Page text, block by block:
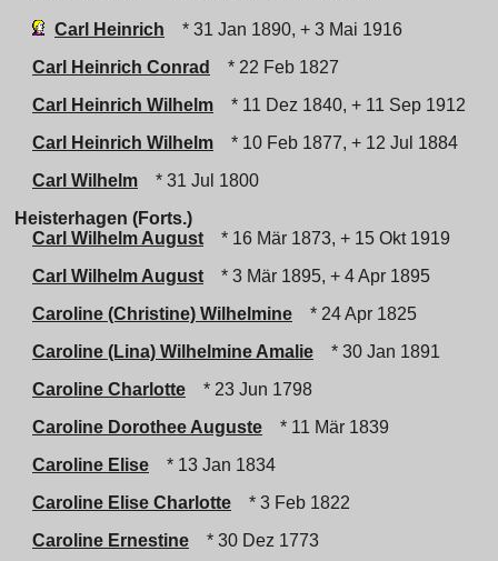
Carl Heinrich
* 31 Jan 1890, + 3 Mai 1916
Carl Heinrich Conrad
* 22 Feb 1827
Carl Heinrich Wilhelm
* 11 Dez 1840, + 11 Sep 1912
Carl Heinrich Wilhelm
* 10 Feb 1877, + 12 Jul 1884
Carl Wilhelm
* 31 Jul 1800
Heisterhagen (Forts.)
Carl Wilhelm August
* 16 Mär 1873, + 15 Okt 1919
Carl Wilhelm August
* 3 Mär 1895, + 4 Apr 1895
Caroline (Christine) Wilhelmine
* 24 Apr 1825
Caroline (Lina) Wilhelmine Amalie
* 30 Jan 1891
Caroline Charlotte
* 23 Jun 1798
Caroline Dorothee Auguste
* 11 Mär 1839
Caroline Elise
* 13 Jan 1834
Caroline Elise Charlotte
* 3 Feb 1822
Caroline Ernestine
* 30 Dez 1773